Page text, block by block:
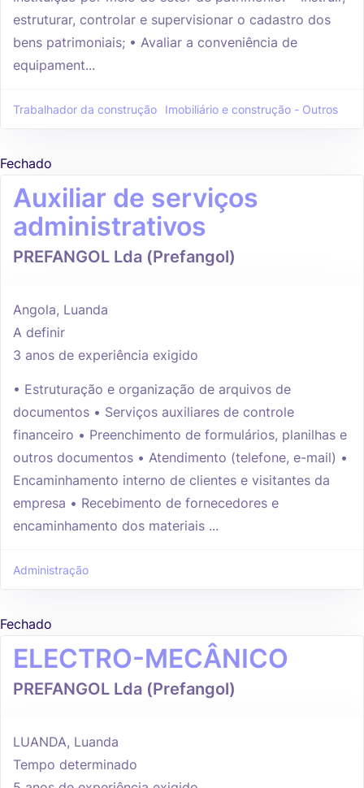
estruturar, controlar e supervisionar o cadastro dos
bens patrimoniais; • Avaliar a conveniência de
equipament...
Trabalhador da construção Imobiliário e construção - Outros
Fechado
Auxiliar de serviços
administrativos
PREFANGOL Lda (Prefangol)
Angola, Luanda
A definir
3 anos de experiência exigido
• Estruturação e organização de arquivos de
documentos • Serviços auxiliares de controle
financeiro • Preenchimento de formulários, planilhas e
outros documentos • Atendimento (telefone, e-mail) •
Encaminhamento interno de clientes e visitantes da
empresa • Recebimento de fornecedores e
encaminhamento dos materiais ...
Administração
Fechado
ELECTRO-MECÂNICO
PREFANGOL Lda (Prefangol)
LUANDA, Luanda
Tempo determinado